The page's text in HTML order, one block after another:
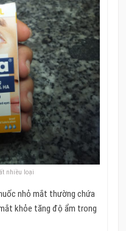
nhiều loại
nhỏ mắt thường chứa
khỏe tăng độ ẩm trong